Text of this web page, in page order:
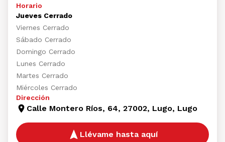
Horario
Jueves Cerrado
Viernes Cerrado
Sábado Cerrado
Domingo Cerrado
Lunes Cerrado
Martes Cerrado
Miércoles Cerrado
Dirección
Calle Montero Ríos, 64, 27002, Lugo, Lugo
Llévame hasta aquí